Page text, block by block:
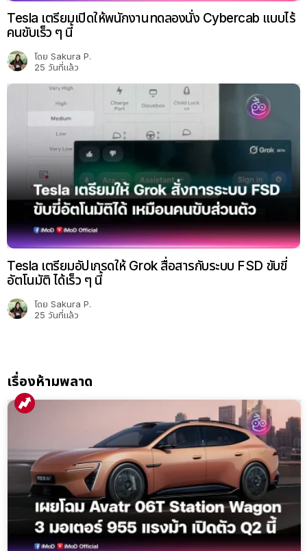
Tesla เตรียมเปิดให้พนักงานทดลองนั่ง Cybercab แบบไร้
คนขับเร็ว ๆ นี้
โดย Sakura P.
25 วันที่แล้ว
Tesla เตรียมอัปเกรดให้ Grok สื่อสารกับระบบ FSD ขับขี่
อัตโนมัติ ได้เร็ว ๆ นี้
โดย Sakura P.
25 วันที่แล้ว
เรื่องห้ามพลาด